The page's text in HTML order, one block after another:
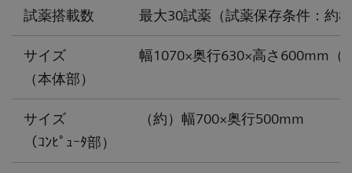
試薬搭載数 最大30試薬（試薬保存条件：約
サイズ
（本体部）
幅1070×奥行630×高さ600mm（
サイズ
（ｺﾝﾋﾟｭｰﾀ部）
（約）幅700×奥行500mm